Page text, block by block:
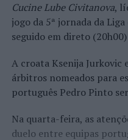
Cucine Lube Civitanova,
jogo da 5ª jornada da
seguido em direto
A croata Ksenija Jurkovic
árbitros nomeados para
português Pedro Pinto
Na quarta-feira, as
duelo entre equipas